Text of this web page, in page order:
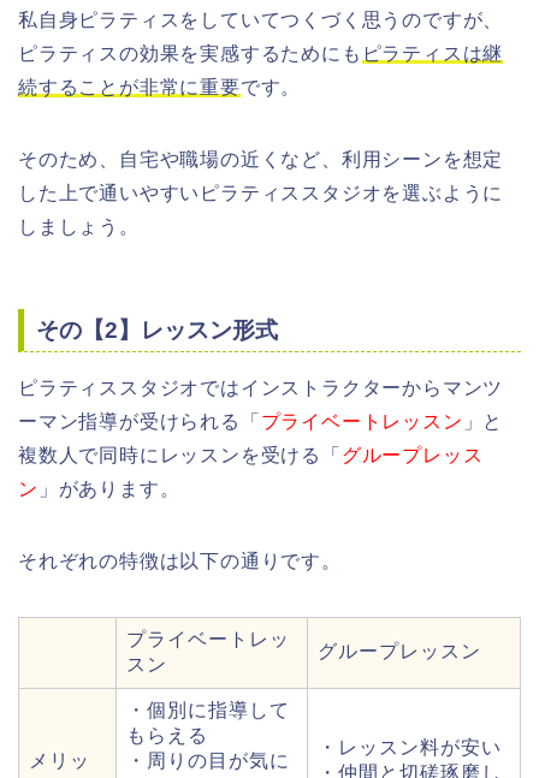
私自身ピラティスをしていてつくづく思うのですが、
ピラティスの効果を実感するためにも ピラティスは継
続することが非常に重要です。
そのため、自宅や職場の近くなど、利用シーンを想定
した上で通いやすいピラティススタジオを選ぶように
しましょう。
その【2】レッスン形式
ピラティススタジオではインストラクターからマンツ
ーマン指導が受けられる「 プライベートレッスン 」と
複数人で同時にレッスンを受ける「 グループレッス
ン 」があります。
それぞれの特徴は以下の通りです。
プライベートレッ
スン
グループレッスン
メリッ
・個別に指導して
もらえる
・周りの目が気に
・レッスン料が安い
・仲間と切磋琢磨し